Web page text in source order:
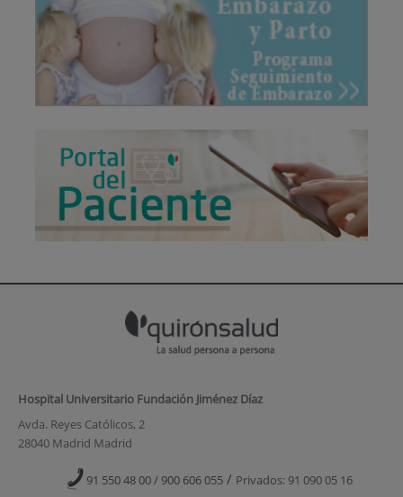
Hospital Universitario Fundación Jiménez Díaz
Avda. Reyes Católicos, 2
28040 Madrid Madrid
91 550 48 00 / 900 606 055 / Privados: 91 090 05 16